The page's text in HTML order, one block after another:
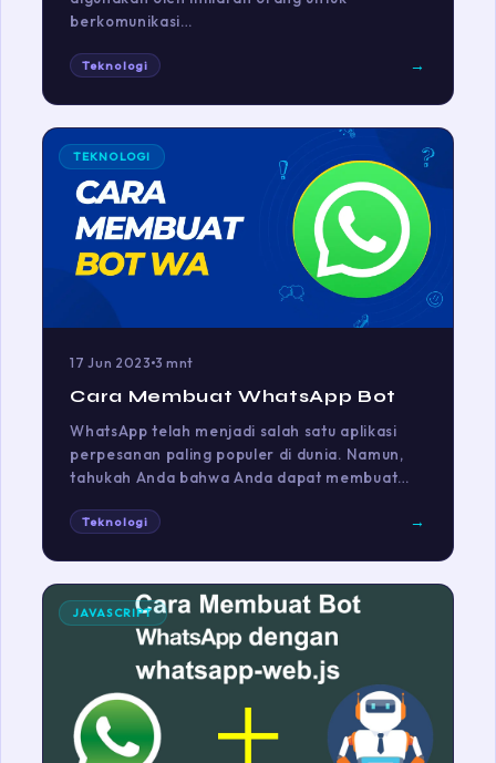
berkomunikasi…
Teknologi →
TEKNOLOGI
17 Jun 2023 3 mnt
Cara Membuat WhatsApp Bot
WhatsApp telah menjadi salah satu aplikasi
perpesanan paling populer di dunia. Namun,
tahukah Anda bahwa Anda dapat membuat…
Teknologi →
JAVASCRIPT